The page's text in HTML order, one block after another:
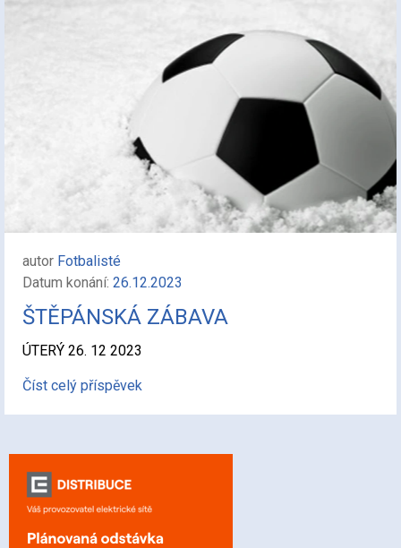
autor Fotbalisté
Datum konání: 26.12.2023
ŠTĚPÁNSKÁ ZÁBAVA
ÚTERÝ 26. 12 2023
Číst celý příspěvek